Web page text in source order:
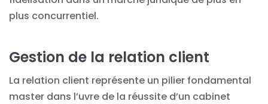
plus concurrentiel.
Gestion de la relation client
La relation client représente un pilier fondamental
master dans l’uvre de la réussite d’un cabinet